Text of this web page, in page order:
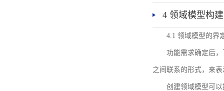
4 领域模型构建
4.1 领域模型的界
功能需求确定后
之间联系的形式，来
创建领域模型可